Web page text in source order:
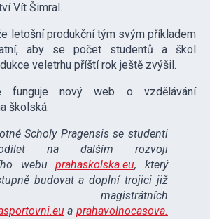
Vít Šimral.
letošní produkční tým svým příkladem
aby se počet studentů a škol
veletrhu příští rok ještě zvýšil.
funguje nový web o vzdělávání
školská.
Scholy Pragensis se studenti
na dalším rozvoji
webuprahaskolska.eu, který
budovat a doplní trojici již
magistrátních
aprahavolnocasova.